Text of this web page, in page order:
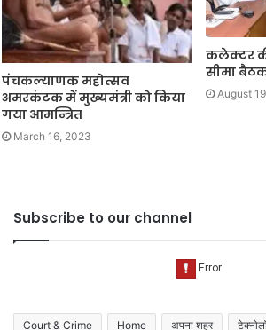
पंचकल्याणक महोत्सव
अमरकंटक में मुख्यमंत्री को किया
गया आमन्त्रित
March 16, 2023
कलेक्टर
सीमा
August
Subscribe to our channel
Court & Crime Home अपना शहर